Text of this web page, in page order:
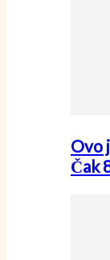
Ovo
Čak